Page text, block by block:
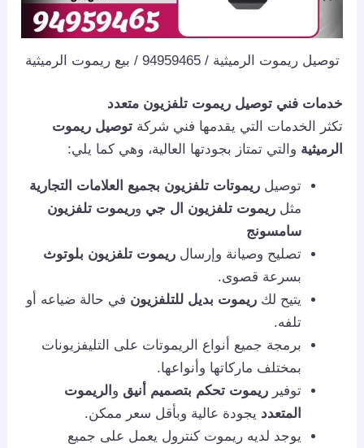
توصيل ريموت الرميثية / 94959465 / بيع ريموت الرميثية
خدمات فني توصيلريموت تلفزيون متعدد
تكثر الخدمات التي يقدمها فني شركةتوصيل ريموت
الرميثية والتي تمتاز بجودتها العالية، وهي كما يلي:
توصيلريموتات تلفزيون بجميع العلامات التجارية
مثلريموت تلفزيون ال جي وريموت تلفزيون
سامسونج
تصليح وصيانة وإرسالريموت تلفزيون بلوتوث
بسرعة قصوى.
يتيح لكريموت بديل للتلفزيون في حالة ضياعه أو
تلفه.
برمجة جميع أنواع الريموتات على التليفزيونات
بمختلف ماركاتها وأنواعها.
توفيرريموت تحكم بتصميم أنيق و الريموت
المتعدد يجودة عالية وبأقل سعر ممكن.
يوجد لديه ريموت كنترول يعمل على جميع